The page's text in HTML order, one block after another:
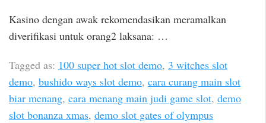
Kasino dengan awak rekomendasikan meramalkan
diverifikasi untuk orang2 laksana: …
Tagged as: 100 super hot slot demo, 3 witches slot
demo, bushido ways slot demo, cara curang main slot
biar menang, cara menang main judi game slot, demo
slot bonanza xmas, demo slot gates of olympus